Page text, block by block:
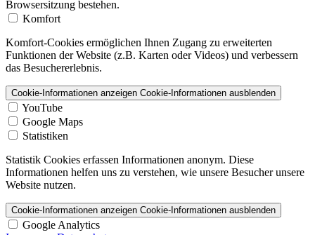
Browsersitzung bestehen.
Komfort
Komfort-Cookies ermöglichen Ihnen Zugang zu erweiterten
Funktionen der Website (z.B. Karten oder Videos) und verbessern
das Besuchererlebnis.
Cookie-Informationen anzeigen Cookie-Informationen ausblenden
YouTube
Google Maps
Statistiken
Statistik Cookies erfassen Informationen anonym. Diese
Informationen helfen uns zu verstehen, wie unsere Besucher unsere
Website nutzen.
Cookie-Informationen anzeigen Cookie-Informationen ausblenden
Google Analytics